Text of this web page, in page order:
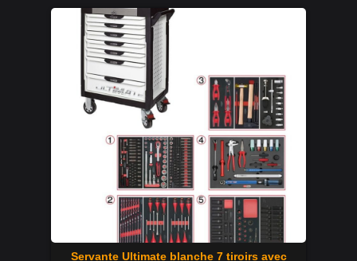
Servante Ultimate blanche 7 tiroirs avec